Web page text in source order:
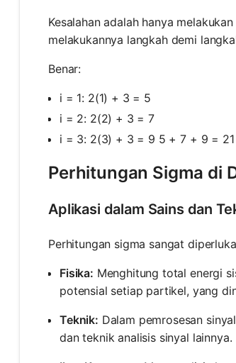
Kesalahan adalah hanya melakukan
melakukannya langkah demi
Benar:
i = 1: 2(1) + 3 = 5
i = 2: 2(2) + 3 = 7
i = 3: 2(3) + 3 = 9 5 + 7 + 9 = 21
Perhitungan Sigma di
Aplikasi dalam Sains dan
Perhitungan sigma sangat
Fisika: Menghitung total energi
potensial setiap partikel, yang
Teknik: Dalam pemrosesan
dan teknik analisis sinyal lainnya.